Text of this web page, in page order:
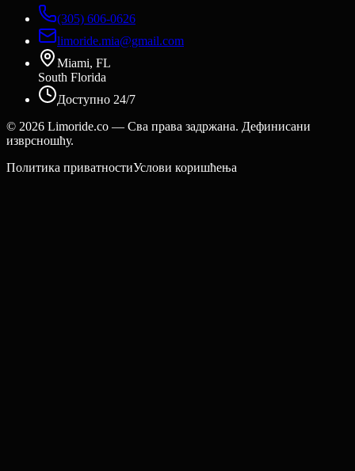
(305) 606-0626
limoride.mia@gmail.com
Miami, FL
South Florida
Доступно 24/7
© 2026 Limoride.co — Сва права задржана. Дефинисани
изврсношћу.
Политика приватностиУслови коришћења